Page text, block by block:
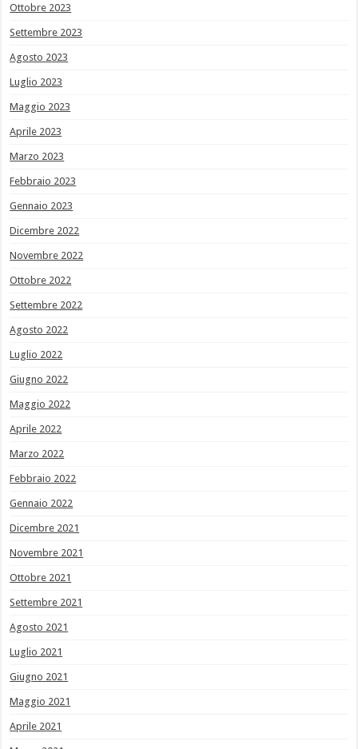
Ottobre 2023
Settembre 2023
Agosto 2023
Luglio 2023
Maggio 2023
Aprile 2023
Marzo 2023
Febbraio 2023
Gennaio 2023
Dicembre 2022
Novembre 2022
Ottobre 2022
Settembre 2022
Agosto 2022
Luglio 2022
Giugno 2022
Maggio 2022
Aprile 2022
Marzo 2022
Febbraio 2022
Gennaio 2022
Dicembre 2021
Novembre 2021
Ottobre 2021
Settembre 2021
Agosto 2021
Luglio 2021
Giugno 2021
Maggio 2021
Aprile 2021